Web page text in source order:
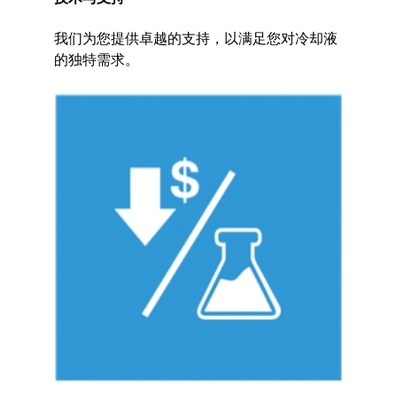
我们为您提供卓越的支持，以满足您对冷却液
的独特需求。